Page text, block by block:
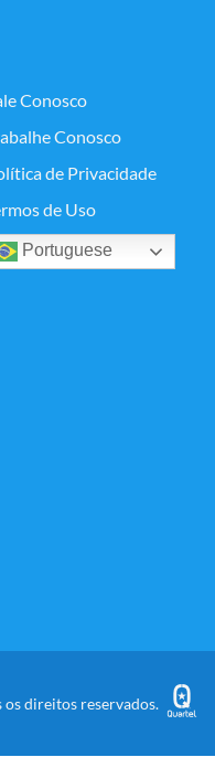
Conosco
Conosco
de Privacidade
de Uso
Portuguese
direitos reservados.